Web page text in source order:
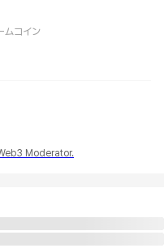
ムコイン
Moderator.